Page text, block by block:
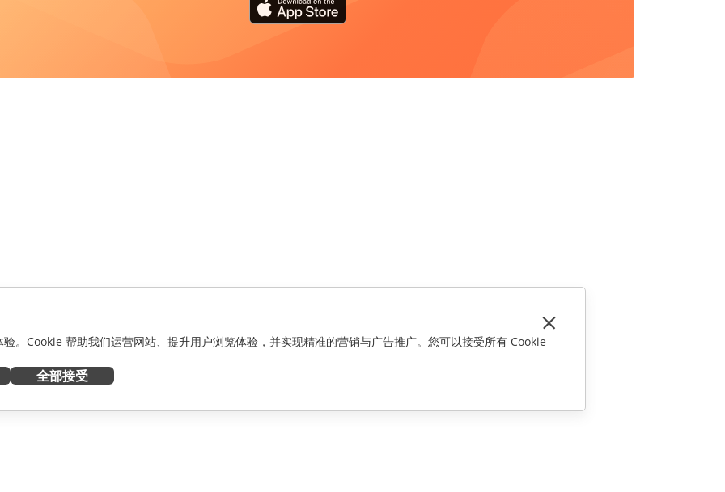
。Cookie 帮助我们运营网站、提升用户浏览体验，并实现精准的营销与广告推广。您可以接受所有 Cookie
全部接受